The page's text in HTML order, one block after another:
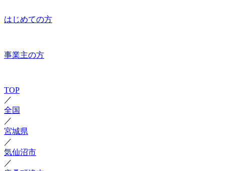
はじめての方
事業主の方
TOP
／
全国
／
宮城県
／
気仙沼市
／